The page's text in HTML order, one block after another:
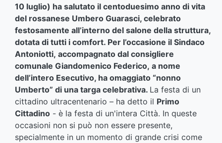
10 luglio) ha salutato il centoduesimo anno di vita
del rossanese Umbero Guarasci, celebrato
festosamente all’interno del salone della struttura,
dotata di tutti i comfort. Per l’occasione il Sindaco
Antoniotti, accompagnato dal consigliere
comunale Giandomenico Federico, a nome
dell’intero Esecutivo, ha omaggiato “nonno
Umberto” di una targa celebrativa. La festa di un
cittadino ultracentenario – ha detto il Primo
Cittadino - è la festa di un'intera Città. In queste
occasioni non si può non essere presente,
specialmente in un momento di grande crisi come